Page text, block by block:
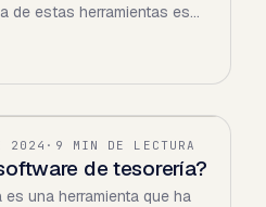
de estas herramientas es
2024 · 9 MIN DE LECTURA
de tesorería?
una herramienta que ha